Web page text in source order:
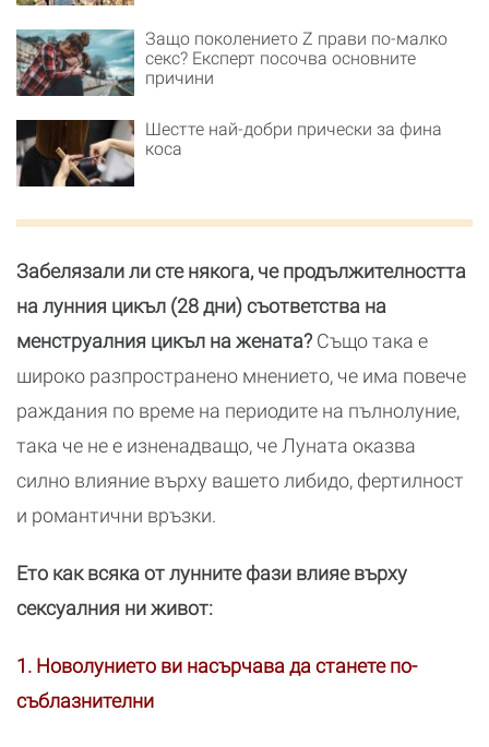
Защо поколението Z прави по-малко
секс? Експерт посочва основните
причини
Шестте най-добри прически за фина
коса
Забелязали ли сте някога, че продължителността
на лунния цикъл (28 дни) съответства на
менструалния цикъл на жената? Също така е
широко разпространено мнението, че има повече
раждания по време на периодите на пълнолуние,
така че не е изненадващо, че Луната оказва
силно влияние върху вашето либидо, фертилност
и романтични връзки.
Ето как всяка от лунните фази влияе върху
сексуалния ни живот:
1. Новолунието ви насърчава да станете по-
съблазнителни